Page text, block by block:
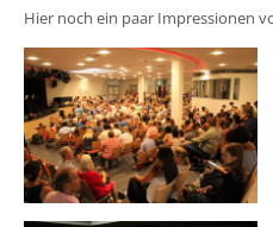
Hier noch ein paar Impressionen